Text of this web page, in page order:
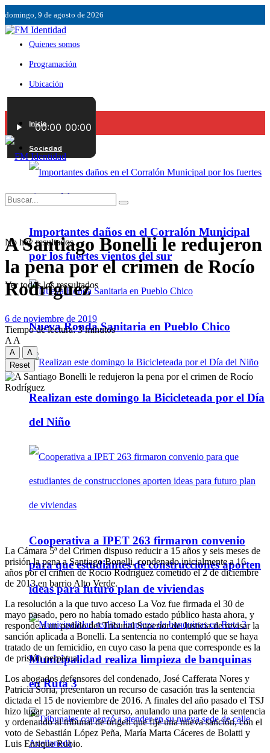
domingo, 9 de agosto de 2026
Quienes somos
Programación
Ubicación
Contáctenos
Inicio
Sociedad
Importantes daños en el Corralón Municipal
por los fuertes vientos del sur
Nueva Ronda Sanitaria en Pueblo Chico
Realizan este domingo la Bicicleteada por el Día
del Niño
Cooperativa a IPET 263 firmaron convenio
para que estudiantes de construcciones aporten
ideas para futuro plan de viviendas
Municipalidad realiza limpieza de banquinas
en Ruta 3
No hay resultados.
Ver todos los ressultados
A Santiago Bonelli le redujeron
la pena por el crimen de Rocío
Rodríguez
6 de noviembre de 2019
Tiempo de lectura: 3 minutos
A A
A
A
Reset
La Cámara 5ª del Crimen dispuso reducir a 15 años y seis meses de
prisión la pena a Santiago Bonelli, condenado inicialmente a 16
años por el crimen de Rocío Rodríguez cometido el 2 de diciembre
de 2013 en barrio Alto Verde.
La resolución a la que tuvo acceso La Voz fue firmada el 30 de
mayo pasado, pero no había tomado estado público hasta ahora, y
responde a un pedido del Tribunal Superior de Justicia de revisar la
sanción aplicada a Bonelli. La sentencia no contempló que se haya
tratado de un femicidio, en cuyo caso la pena que corresponde es la
de prisión perpetua.
Los abogados defensores del condenado, José Cafferata Nores y
Patricia Soria, presentaron un recurso de casación tras la sentencia
dictada el 15 de noviembre de 2016. A finales del año pasado el TSJ
hizo lugar parciamente al recurso, anulando una parte de la sentencia
y ordenando al tribunal de origen que fije una nueva sanción, con el
voto de Sebastián López Peña, María Marta Cáceres de Bolatti y
Luis Enrique Rubio.